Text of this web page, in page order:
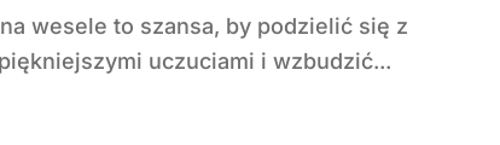
uczuciami i wzbudzić...